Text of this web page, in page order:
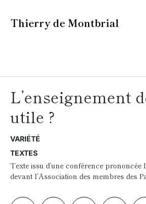
Thierry de Montbrial
L’enseignement
utile ?
VARIÉTÉ
TEXTES
Texte issu d’une conférence prononcée
devant l’Association des membres des